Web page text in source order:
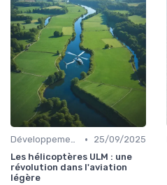
Développement Durable •
25/09/2025
Les hélicoptères ULM : une
révolution dans l'aviation
légère